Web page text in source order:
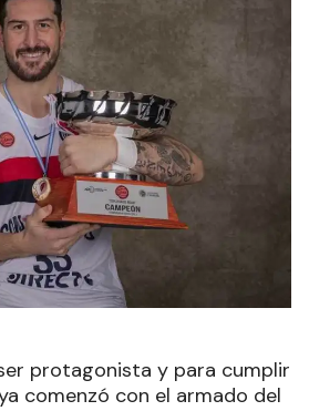
protagonista y para cumplir
comenzó con el armado del